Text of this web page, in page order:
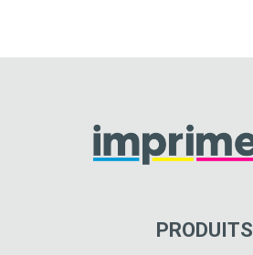
PRODUITS